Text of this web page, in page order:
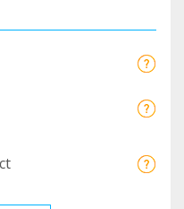
de esto
baja si no estáis
un fuerte
vuestra ayuda.